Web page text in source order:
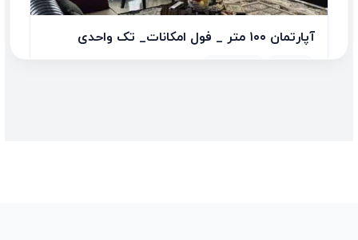
آپارتمان ۱۰۰ متر _ فول امکانات_ تک واحدی